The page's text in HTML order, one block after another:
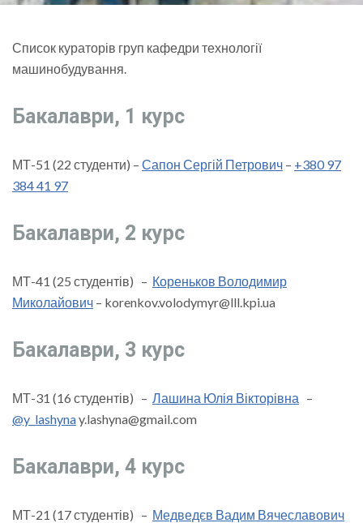
Список кураторів груп кафедри технології
машинобудування.
Бакалаври, 1 курс
МТ-51 (22 студенти) – Сапон Сергій Петрович – +380 97
384 41 97
Бакалаври, 2 курс
МТ-41 (25 студентів) – Кореньков Володимир
Миколайович – korenkov.volodymyr@lll.kpi.ua
Бакалаври, 3 курс
МТ-31 (16 студентів) – Лашина Юлія Вікторівна –
@y_lashynay.lashyna@gmail.com
Бакалаври, 4 курс
МТ-21 (17 студентів) – Медведєв Вадим Вячеславович